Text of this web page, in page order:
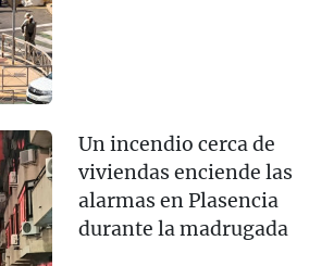
Un incendio cerca de
viviendas enciende las
alarmas en Plasencia
durante la madrugada